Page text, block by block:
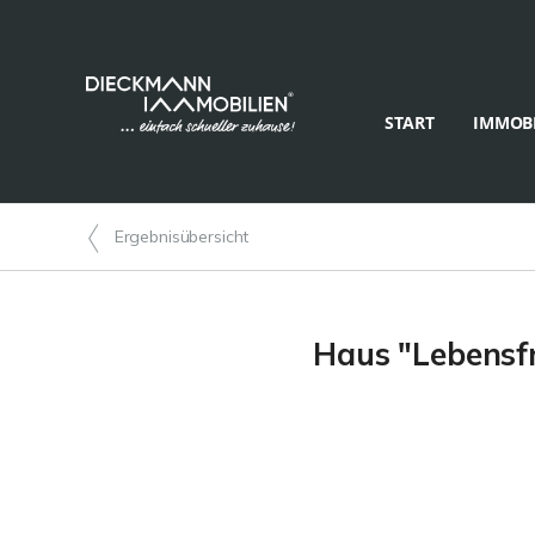
START
Ergebnisübersicht
Haus